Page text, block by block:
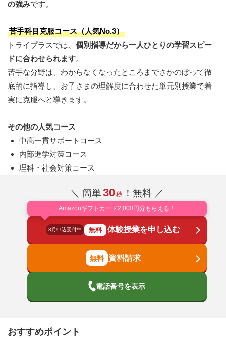
の強みです。
苦手科目克服コース（人気No.3）
トライプラスでは、 個別指導だから一人ひとりの学習スピー
ドに合わせられます。
苦手な分野は、わからなくなったところまでさかのぼって徹
底的に指導し、お子さまの理解度に合わせた単元別授業で着
実に克服へと導きます。
その他の人気コース
中高一貫サポートコース
内部進学対策コース
理科・社会対策コース
＼ 簡単30秒 ！無料 ／
Amazonギフトカード2,000円分もらえる！
8月申込受付中 無料 体験授業を申し込む
資料請求
電話番号を表示
おすすめポイント